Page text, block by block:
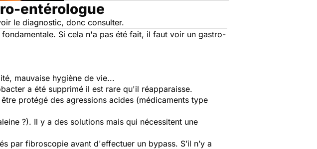
entérologue
le diagnostic, donc consulter.
Si cela n'a pas été fait, il faut voir un gastro-
mauvaise hygiène de vie...
a été supprimé il est rare qu'il réapparaisse.
protégé des agressions acides (médicaments type
?). Il y a des solutions mais qui nécessitent une
par fibroscopie avant d'effectuer un bypass. S’il n’y a